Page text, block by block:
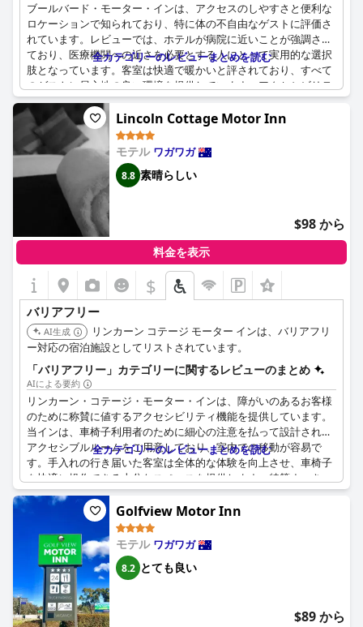
ブールバード・モーター・インは、アクセスのしやすさと便利な
ロケーションで知られており、特に体の不自由なゲストに評価さ
れています。レビューでは、ホテルが病院に近いことが強調され
ており、医療機関への近さを必要とする人にとって実用的な選択
肢となっています。客室は快適で暖かいと評されており、すべて
のゲストに居心地の良い環境を提供しています。アクセシビリテ
ィに関しては、ホテルは敷地内や客室へのアクセスが容易で、手
間のかからない滞在を保証しています。さらに、主要道路へのア
クセスも容易で、交通手段も分かりやすく、見つけやすい場所に
あります。中心部に位置するブールバード・モーター・インは、
アクセス可能な宿泊施設を必要とするゲストに、利便性と快適さ
の両方を提供しています。
全カテゴリーのレビューまとめを読む
Lincoln Cottage Motor Inn
モテル ワガワガ
8.8 素晴らしい
$98 から
料金を表示
$
バリアフリー
AI生成
リンカーン コテージ モーター インは、バリアフリ
ー対応の宿泊施設としてリストされています。
「バリアフリー」カテゴリーに関するレビューのまとめ
AIによる要約
リンカーン・コテージ・モーター・インは、障がいのあるお客様
のために称賛に値するアクセシビリティ機能を提供しています。
当インは、車椅子利用者のために細心の注意を払って設計された
アクセシブルルームをご用意しており、室内での移動が容易で
す。手入れの行き届いた客室は全体的な体験を向上させ、車椅子
を快適に操作できる十分なスペースを提供します。特筆すべき
は、あらゆるニーズに対応できるロールインシャワーを備えた、
完全アクセシブルなウェットルームです。お客様は、当インへの
アクセスが容易であると一貫して感じており、快適な滞在を保証
するための思慮深い設計と利便性を強調しています。
全カテゴリーのレビューまとめを読む
Golfview Motor Inn
モテル ワガワガ
8.2 とても良い
$89 から